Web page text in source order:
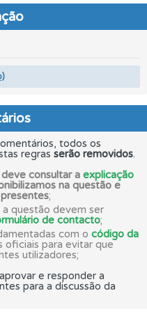
todos os
regras serão removidos.
deve consultar a explicação
na questão e
;
a questão devem ser
de contacto;
com o código da
oficiais para evitar que
utilizadores;
e responder a
para a discussão da